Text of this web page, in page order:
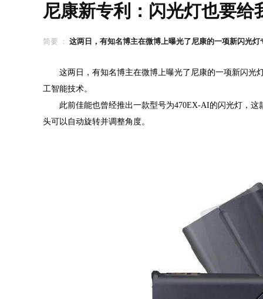
尼康新专利：闪光灯也要给
简要 ： 这两日，有知名博主在微博上曝光了尼康的一项新闪光灯
这两日，有知名博主在微博上曝光了尼康的一项新闪
工智能技术。
此前佳能也曾经推出一款型号为470EX-AI的闪光灯，
头可以自动旋转并调整角度。